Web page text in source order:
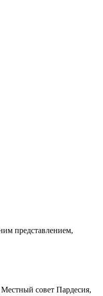
представлением,
совет Пардесия,